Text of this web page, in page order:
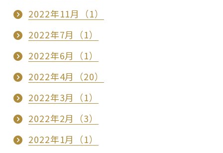
2022年11月（1）
2022年7月（1）
2022年6月（1）
2022年4月（20）
2022年3月（1）
2022年2月（3）
2022年1月（1）